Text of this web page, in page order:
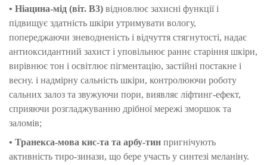
• Ніацина-мід (віт. В3) відновлює захисні функції і
підвищує здатність шкіри утримувати вологу,
попереджаючи зневодненість і відчуття стягнутості, надає
антиоксидантний захист і уповільнює раннє старіння шкіри,
вирівнює тон і освітлює пігментацію, застійні постакне і
весну. і надмірну сальність шкіри, контролюючи роботу
сальних залоз та звужуючи пори, виявляє ліфтинг-ефект,
сприяючи розгладжуванню дрібної мережі зморшок та
заломів;
• Транекса-мова кис-та та арбу-тин пригнічують
активність тиро-зинази, що бере участь у синтезі меланіну.